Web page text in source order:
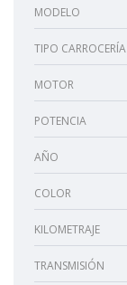
MODELO
TIPO CARROCERÍA
MOTOR
POTENCIA
AÑO
COLOR
KILOMETRAJE
TRANSMISIÓN